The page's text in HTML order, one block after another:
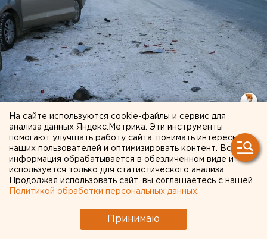
Россельхознадзор проверил передвижной
цирк, на который пожаловались
челябинцы
16 мая 2022 в 15:21
На сайте используются cookie-файлы и сервис для
анализа данных Яндекс.Метрика. Эти инструменты
помогают улучшать работу сайта, понимать интересы
наших пользователей и оптимизировать контент. Вся
информация обрабатывается в обезличенном виде и
используется только для статистического анализа.
Продолжая использовать сайт, вы соглашаетесь с нашей
Политикой обработки персональных данных
Принимаю